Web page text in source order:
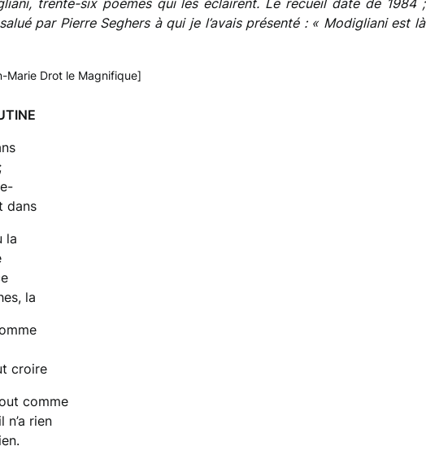
par Pierre Seghers à qui je l’avais présenté : « Modigliani est là
Marie Drot le Magnifique]
dans
la
la
croire
comme
n’a rien